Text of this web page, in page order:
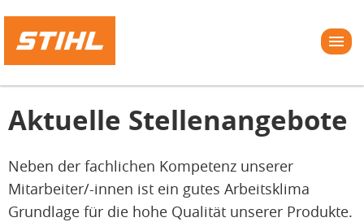
Aktuelle Stellenangebote
Neben der fachlichen Kompetenz unserer
Mitarbeiter/-innen ist ein gutes Arbeitsklima
Grundlage für die hohe Qualität unserer Produkte.